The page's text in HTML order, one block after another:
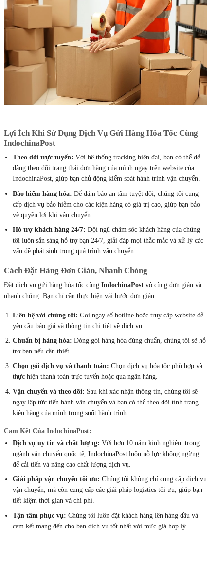
Lợi Ích Khi Sử Dụng Dịch Vụ Gửi Hàng Hỏa Tốc Cùng
IndochinaPost
Theo dõi trực tuyến: Với hệ thống tracking hiện đại, bạn có thể dễ
dàng theo dõi trạng thái đơn hàng của mình ngay trên website của
IndochinaPost, giúp bạn chủ động kiểm soát hành trình vận chuyển.
Bảo hiểm hàng hóa: Để đảm bảo an tâm tuyệt đối, chúng tôi cung
cấp dịch vụ bảo hiểm cho các kiện hàng có giá trị cao, giúp bạn bảo
vệ quyền lợi khi vận chuyển.
Hỗ trợ khách hàng 24/7: Đội ngũ chăm sóc khách hàng của chúng
tôi luôn sẵn sàng hỗ trợ bạn 24/7, giải đáp mọi thắc mắc và xử lý các
vấn đề phát sinh trong quá trình vận chuyển.
Cách Đặt Hàng Đơn Giản, Nhanh Chóng
Đặt dịch vụ gửi hàng hỏa tốc cùng IndochinaPost vô cùng đơn giản và
nhanh chóng. Bạn chỉ cần thực hiện vài bước đơn giản:
Liên hệ với chúng tôi: Gọi ngay số hotline hoặc truy cập website để
yêu cầu báo giá và thông tin chi tiết về dịch vụ.
Chuẩn bị hàng hóa: Đóng gói hàng hóa đúng chuẩn, chúng tôi sẽ hỗ
trợ bạn nếu cần thiết.
Chọn gói dịch vụ và thanh toán: Chọn dịch vụ hỏa tốc phù hợp và
thực hiện thanh toán trực tuyến hoặc qua ngân hàng.
Vận chuyển và theo dõi: Sau khi xác nhận thông tin, chúng tôi sẽ
ngay lập tức tiến hành vận chuyển và bạn có thể theo dõi tình trạng
kiện hàng của mình trong suốt hành trình.
Cam Kết Của IndochinaPost:
Dịch vụ uy tín và chất lượng: Với hơn 10 năm kinh nghiệm trong
ngành vận chuyển quốc tế, IndochinaPost luôn nỗ lực không ngừng
để cải tiến và nâng cao chất lượng dịch vụ.
Giải pháp vận chuyển tối ưu: Chúng tôi không chỉ cung cấp dịch vụ
vận chuyển, mà còn cung cấp các giải pháp logistics tối ưu, giúp bạn
tiết kiệm thời gian và chi phí.
Tận tâm phục vụ: Chúng tôi luôn đặt khách hàng lên hàng đầu và
cam kết mang đến cho bạn dịch vụ tốt nhất với mức giá hợp lý.